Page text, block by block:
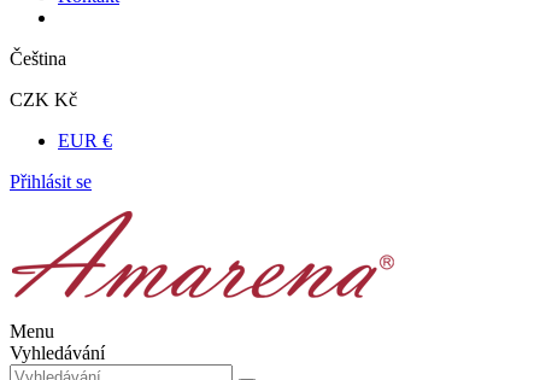
Čeština
CZK Kč
EUR €
Přihlásit se
Menu
Vyhledávání